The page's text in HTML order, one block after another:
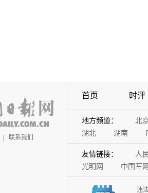
| 联系我们
首页 时评
地方频道： 北
湖北
湖南
友情链接： 人
光明网
中国军网
违